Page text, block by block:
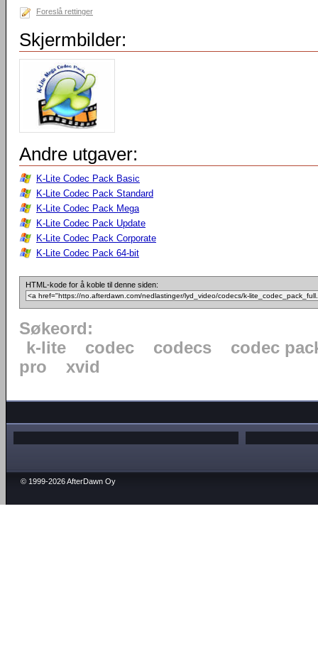
Foreslå rettinger
Skjermbilder:
Andre utgaver:
K-Lite Codec Pack Basic
K-Lite Codec Pack Standard
K-Lite Codec Pack Mega
K-Lite Codec Pack Update
K-Lite Codec Pack Corporate
K-Lite Codec Pack 64-bit
HTML-kode for å koble til denne siden:
Søkeord:
k-lite
codec codecs
codec
pro
xvid
© 1999-2026 AfterDawn Oy